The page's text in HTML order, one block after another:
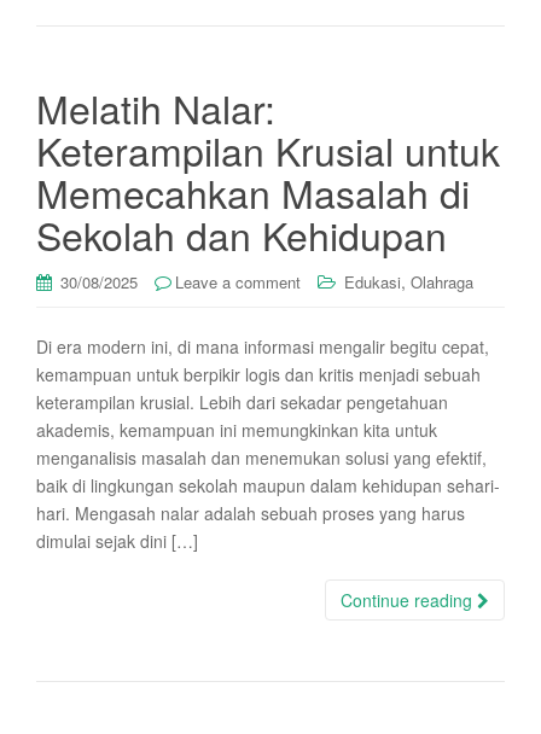
Melatih Nalar:
Keterampilan Krusial untuk
Memecahkan Masalah di
Sekolah dan Kehidupan
30/08/2025 Leave a comment Edukasi, Olahraga
Di era modern ini, di mana informasi mengalir begitu cepat,
kemampuan untuk berpikir logis dan kritis menjadi sebuah
keterampilan krusial. Lebih dari sekadar pengetahuan
akademis, kemampuan ini memungkinkan kita untuk
menganalisis masalah dan menemukan solusi yang efektif,
baik di lingkungan sekolah maupun dalam kehidupan sehari-
hari. Mengasah nalar adalah sebuah proses yang harus
dimulai sejak dini […]
Continue reading